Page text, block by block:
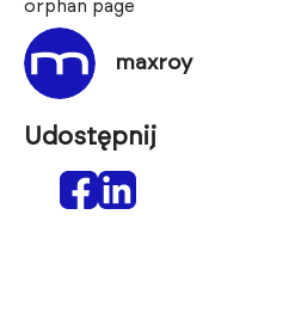
orphan page
maxroy
Udostępnij